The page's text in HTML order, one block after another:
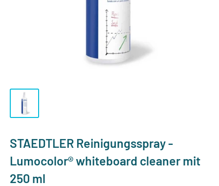
STAEDTLER Reinigungsspray -
Lumocolor® whiteboard cleaner mit
250 ml